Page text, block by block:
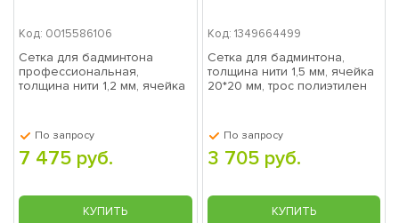
Код: 0015586106
Сетка для бадминтона
профессиональная,
толщина нити 1,2 мм, ячейка
По запросу
7 475 руб.
КУПИТЬ
Код: 1349664499
Сетка для бадминтона,
толщина нити 1,5 мм, ячейка
20*20 мм, трос полиэтилен
По запросу
3 705 руб.
КУПИТЬ